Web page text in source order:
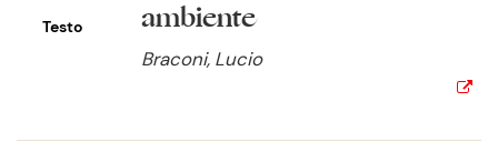
Testo
ambiente
Braconi, Lucio